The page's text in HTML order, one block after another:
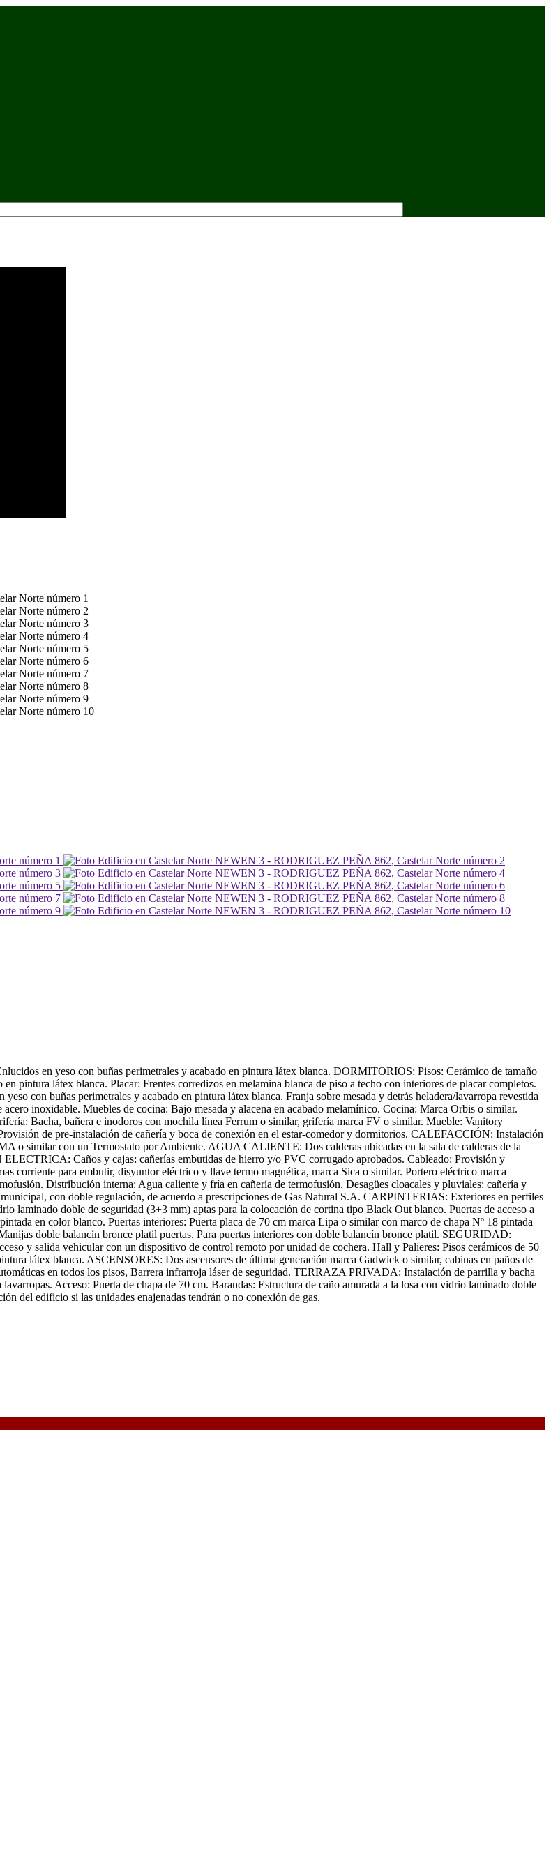
en yeso con buñas perimetrales y acabado en pintura látex blanca. DORMITORIOS: Pisos: Cerámico de tamaño
pintura látex blanca. Placar: Frentes corredizos en melamina blanca de piso a techo con interiores de placar completos.
con buñas perimetrales y acabado en pintura látex blanca. Franja sobre mesada y detrás heladera/lavarropa revestida
inoxidable. Muebles de cocina: Bajo mesada y alacena en acabado melamínico. Cocina: Marca Orbis o similar.
Bacha, bañera e inodoros con mochila línea Ferrum o similar, grifería marca FV o similar. Mueble: Vanitory
de pre-instalación de cañería y boca de conexión en el estar-comedor y dormitorios. CALEFACCIÓN: Instalación
o similar con un Termostato por Ambiente. AGUA CALIENTE: Dos calderas ubicadas en la sala de calderas de la
Caños y cajas: cañerías embutidas de hierro y/o PVC corrugado aprobados. Cableado: Provisión y
corriente para embutir, disyuntor eléctrico y llave termo magnética, marca Sica o similar. Portero eléctrico marca
Distribución interna: Agua caliente y fría en cañería de termofusión. Desagües cloacales y pluviales: cañería y
con doble regulación, de acuerdo a prescripciones de Gas Natural S.A. CARPINTERIAS: Exteriores en perfiles
laminado doble de seguridad (3+3 mm) aptas para la colocación de cortina tipo Black Out blanco. Puertas de acceso a
en color blanco. Puertas interiores: Puerta placa de 70 cm marca Lipa o similar con marco de chapa Nº 18 pintada
doble balancín bronce platil puertas. Para puertas interiores con doble balancín bronce platil. SEGURIDAD:
y salida vehicular con un dispositivo de control remoto por unidad de cochera. Hall y Palieres: Pisos cerámicos de 50
látex blanca. ASCENSORES: Dos ascensores de última generación marca Gadwick o similar, cabinas en paños de
en todos los pisos, Barrera infrarroja láser de seguridad. TERRAZA PRIVADA: Instalación de parrilla y bacha
Acceso: Puerta de chapa de 70 cm. Barandas: Estructura de caño amurada a la losa con vidrio laminado doble
del edificio si las unidades enajenadas tendrán o no conexión de gas.